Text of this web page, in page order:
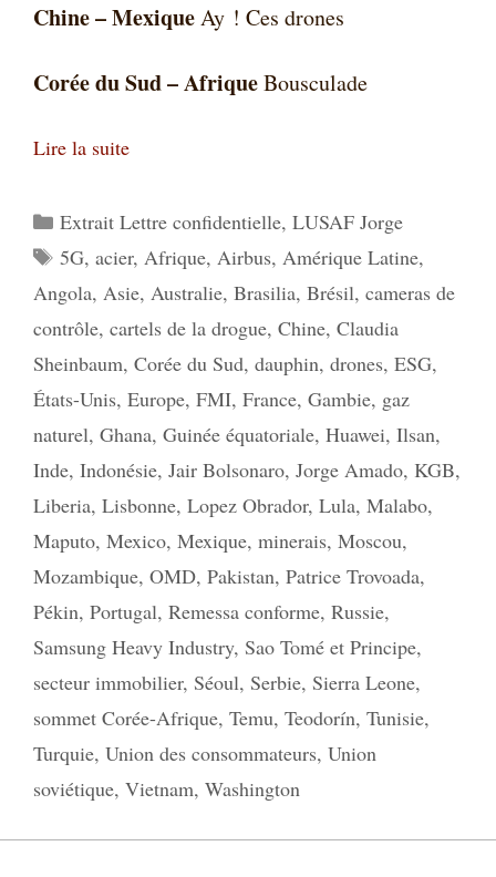
Chine – MexiqueAy ! Ces drones
Corée du Sud – AfriqueBousculade
Lire la suite
Catégories
Extrait Lettre confidentielle, LUSAF Jorge
Étiquettes
5G, acier, Afrique, Airbus, Amérique Latine,
Angola, Asie, Australie, Brasilia, Brésil, cameras de
contrôle, cartels de la drogue, Chine, Claudia
Sheinbaum, Corée du Sud, dauphin, drones, ESG,
États-Unis, Europe, FMI, France, Gambie, gaz
naturel, Ghana, Guinée équatoriale, Huawei, Ilsan,
Inde, Indonésie, Jair Bolsonaro, Jorge Amado, KGB,
Liberia, Lisbonne, Lopez Obrador, Lula, Malabo,
Maputo, Mexico, Mexique, minerais, Moscou,
Mozambique, OMD, Pakistan, Patrice Trovoada,
Pékin, Portugal, Remessa conforme, Russie,
Samsung Heavy Industry, Sao Tomé et Principe,
secteur immobilier, Séoul, Serbie, Sierra Leone,
sommet Corée-Afrique, Temu, Teodorín, Tunisie,
Turquie, Union des consommateurs, Union
soviétique, Vietnam, Washington